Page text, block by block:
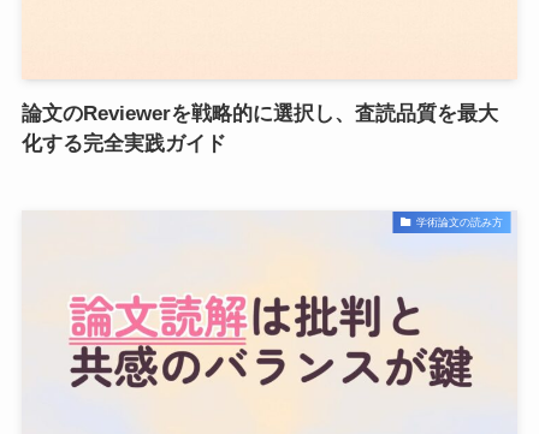
論文のReviewerを戦略的に選択し、査読品質を最大
化する完全実践ガイド
学術論文の読み方